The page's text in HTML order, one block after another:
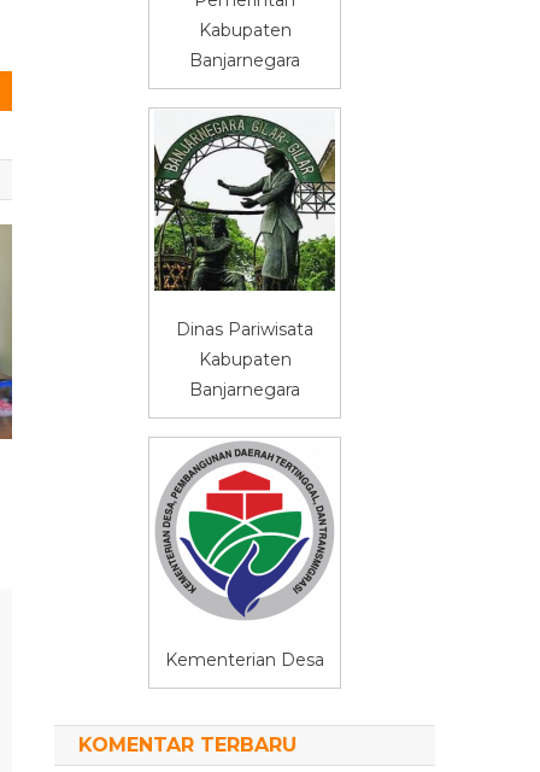
Kabupaten
Banjarnegara
Dinas Pariwisata
Kabupaten
Banjarnegara
Kementerian Desa
KOMENTAR TERBARU